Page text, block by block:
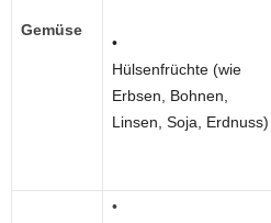
Gemüse
•
Hülsenfrüchte (wie
Erbsen, Bohnen,
Linsen, Soja, Erdnuss)
•